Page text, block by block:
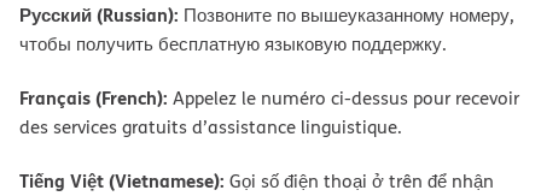
Русский (Russian): Позвоните по вышеуказанному номеру,
чтобы получить бесплатную языковую поддержку.
Français (French): Appelez le numéro ci-dessus pour recevoir
des services gratuits d’assistance linguistique.
Tiếng Việt (Vietnamese): Gọi số điện thoại ở trên để nhận